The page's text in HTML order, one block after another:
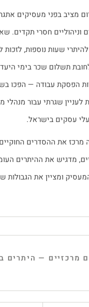
מציב בפני מעסיקים
וניהוליים חסרי תקדים.
להיתרי שעות נוספות, לזכות
תשלום שכר בימי
הפסקת עבודה — הפכו
לעניין שגרתי עבור מנהלי
עסקים בישראל.
מרכז את ההסדרים החוקיים
מדגיש את ההיתרים
ומציין את הגבולות
מרכזיים — היתרים